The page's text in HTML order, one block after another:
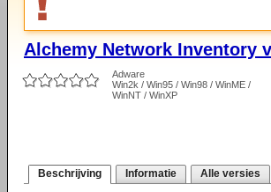
Alchemy Network Inventory
Adware
Win2k / Win95 / Win98 / WinME /
WinNT / WinXP
Beschrijving Informatie Alle versies